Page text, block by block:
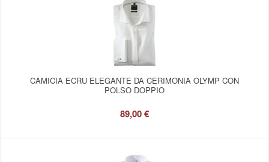
CAMICIA ECRU ELEGANTE DA CERIMONIA OLYMP CON
POLSO DOPPIO
89,00 €